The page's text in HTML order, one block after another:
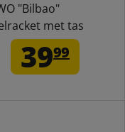
"Bilbao"
met tas
3999